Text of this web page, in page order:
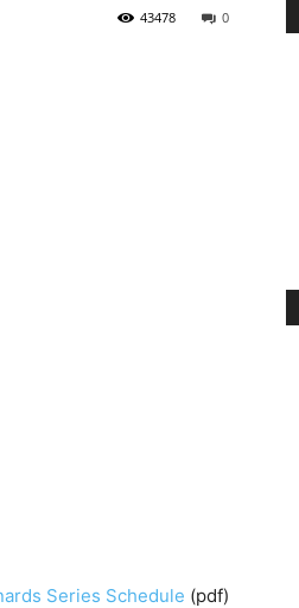
0
43478
Series Schedule (pdf)